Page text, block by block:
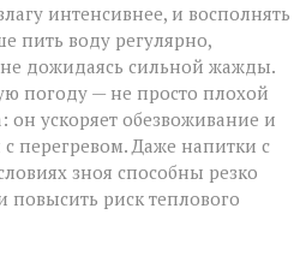
интенсивнее, и восполнять
пить воду регулярно,
дожидаясь сильной жажды.
погоду — не просто плохой
он ускоряет обезвоживание и
с перегревом. Даже напитки с
зноя способны резко
повысить риск теплового